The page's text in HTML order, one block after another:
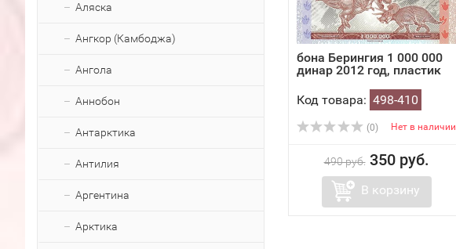
Аляска
Ангкор (Камбоджа)
Ангола
Аннобон
Антарктика
Антилия
Аргентина
Арктика
бона Берингия 1 000 000
динар 2012 год, пластик
Код товара: 498-410
(0) Нет в наличии
490 руб. 350 руб.
В корзину